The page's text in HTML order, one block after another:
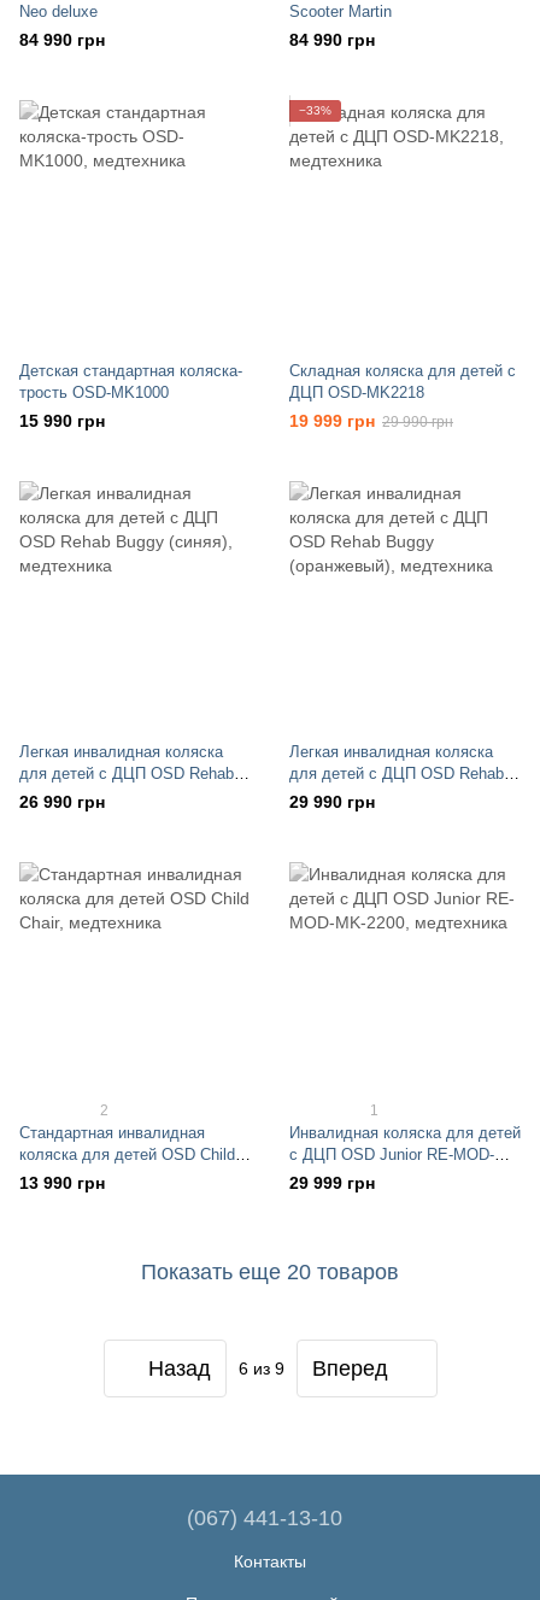
Neo deluxe
84 990 грн
Scooter Martin
84 990 грн
Детская стандартная коляска-
трость OSD-MK1000
15 990 грн
−33%
Складная коляска для детей с
ДЦП OSD-MK2218
19 999 грн 29 990 грн
Легкая инвалидная коляска
для детей с ДЦП OSD Rehab
Buggy (синяя)
26 990 грн
Легкая инвалидная коляска
для детей с ДЦП OSD Rehab
Buggy (оранжевый)
29 990 грн
2
Стандартная инвалидная
коляска для детей OSD Child
Chair
13 990 грн
1
Инвалидная коляска для детей
с ДЦП OSD Junior RE-MOD-
MK-2200
29 999 грн
Показать еще 20 товаров
Назад 6из 9 Вперед
(067) 441-13-10
Контакты